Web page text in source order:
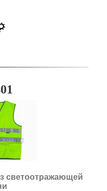
светоотражающей